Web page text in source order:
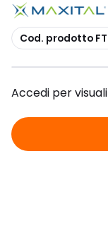
copia
Cod. prodotto
Accedi per